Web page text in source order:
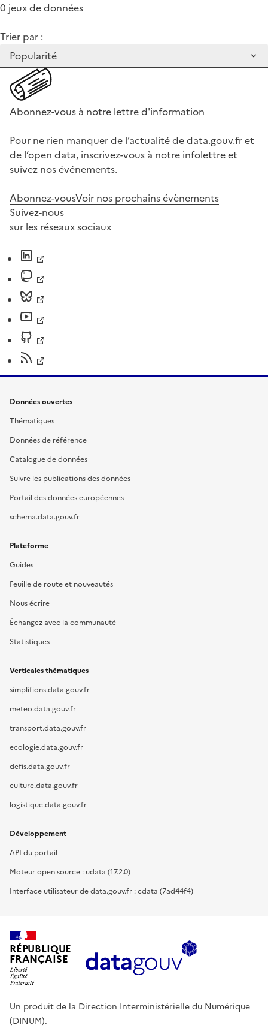
0 jeux de données
Trier par :
Abonnez-vous à notre lettre d'information
Pour ne rien manquer de l’actualité de data.gouv.fr et
de l’open data, inscrivez-vous à notre infolettre et
suivez nos événements.
Abonnez-vousVoir nos prochains évènements
Suivez-nous
sur les réseaux sociaux
Données ouvertes
Thématiques
Données de référence
Catalogue de données
Suivre les publications des données
Portail des données européennes
schema.data.gouv.fr
Plateforme
Guides
Feuille de route et nouveautés
Nous écrire
Échangez avec la communauté
Statistiques
Verticales thématiques
simplifions.data.gouv.fr
meteo.data.gouv.fr
transport.data.gouv.fr
ecologie.data.gouv.fr
defis.data.gouv.fr
culture.data.gouv.fr
logistique.data.gouv.fr
Développement
API du portail
Moteur open source : udata (17.2.0)
Interface utilisateur de data.gouv.fr : cdata (7ad44f4)
RÉPUBLIQUE
FRANÇAISE
Un produit de la Direction Interministérielle du Numérique
(DINUM).